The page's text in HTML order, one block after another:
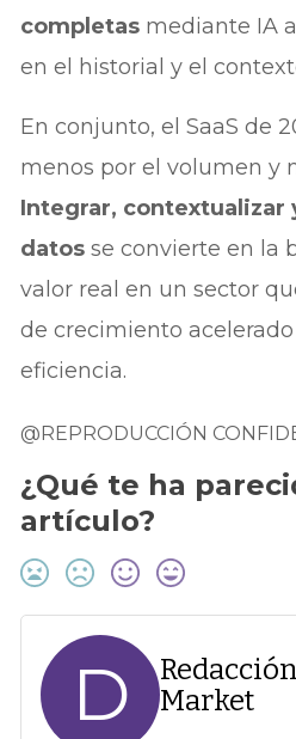
completas mediante IA
en el historial y el
En conjunto, el SaaS de
menos por el volumen y
Integrar, contextualizar
datos se convierte en la
valor real en un sector
de crecimiento
eficiencia.
@REPRODUCCIÓN
¿Qué te ha
artículo?
D
Market